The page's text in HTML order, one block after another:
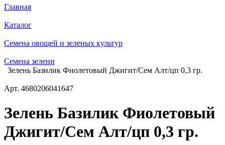
Главная
Каталог
Семена овощей и зеленых культур
Семена зелени
Зелень Базилик Фиолетовый Джигит/Сем Алт/цп 0,3 гр.
Арт. 4680206041647
Зелень Базилик Фиолетовый
Джигит/Сем Алт/цп 0,3 гр.